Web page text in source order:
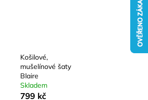
Košilové,
mušelínové šaty
Blaire
Skladem
799 kč
Následující